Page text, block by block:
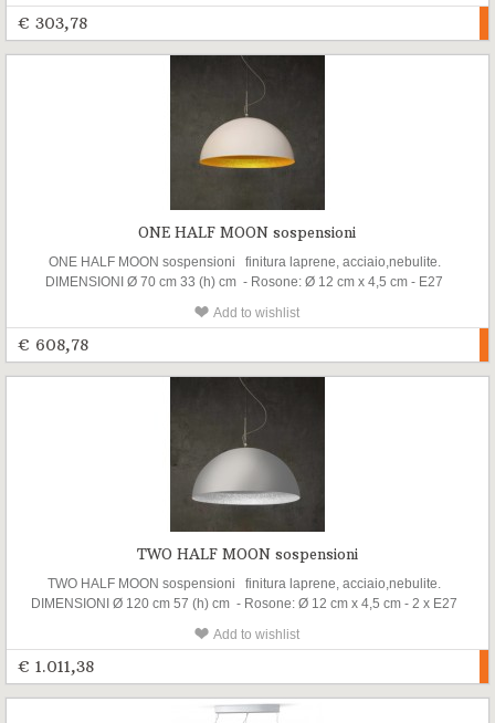
€ 303,78
ONE HALF MOON sospensioni
ONE HALF MOON sospensioni finitura laprene, acciaio,nebulite.
DIMENSIONI Ø 70 cm 33 (h) cm - Rosone: Ø 12 cm x 4,5 cm - E27
Add to wishlist
€ 608,78
TWO HALF MOON sospensioni
TWO HALF MOON sospensioni finitura laprene, acciaio,nebulite.
DIMENSIONI Ø 120 cm 57 (h) cm - Rosone: Ø 12 cm x 4,5 cm - 2 x E27
Add to wishlist
€ 1.011,38